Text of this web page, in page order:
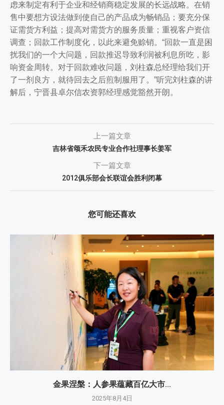
虑来制定有利于企业和经销商稳定发展的长远战略。在销
售中要想方设法做到使自己的产品成为畅销品；要充分保
证需货方利益；提高对需货方的服务质量；重视客户资信
调查；回款工作制度化，以此来避免赊销。“回款一直是困
扰我们的一个大问题，回款推迟导致利润被利息所吃，影
响资金周转。对于回款难收问题，刘柱森总经理给我们开
了一剂良方，就待回去之后煎制服用了。”听完刘柱森的讲
解后，宁晋县卓尔信农资郭经理感觉豁然开朗。
上一篇文章
吉林省颂禾农民专业合作社理事长姜军
下一篇文章
2012俱乐部会长联谊会胜利闭幕
您可能还喜欢
金果涅槃：人参果蕴藏百亿大市...
2025年8月4日